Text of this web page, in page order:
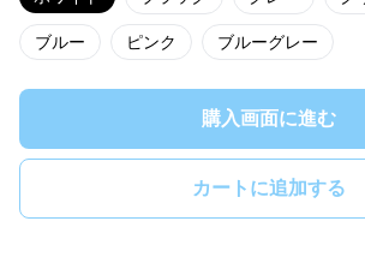
ブルー ピンク ブルーグレー
購入画面に進む
カートに追加する